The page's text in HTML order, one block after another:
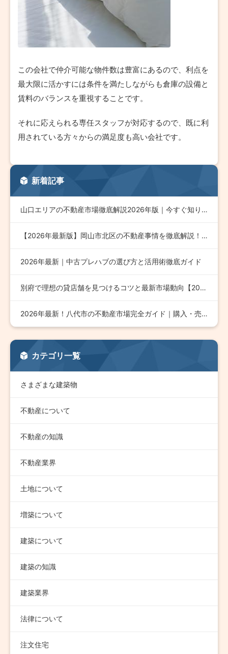
この会社で仲介可能な物件数は豊富にあるので、利点を
最大限に活かすには条件を満たしながらも倉庫の設備と
賃料のバランスを重視することです。
それに応えられる専任スタッフが対応するので、既に利
用されている方々からの満足度も高い会社です。
新着記事
山口エリアの不動産市場徹底解説2026年版｜今すぐ知りたい最…
【2026年最新版】岡山市北区の不動産事情を徹底解説！成功す…
2026年最新｜中古プレハブの選び方と活用術徹底ガイド
別府で理想の貸店舗を見つけるコツと最新市場動向【2026年版…
2026年最新！八代市の不動産市場完全ガイド｜購入・売却・投…
カテゴリ一覧
さまざまな建築物
不動産について
不動産の知識
不動産業界
土地について
増築について
建築について
建築の知識
建築業界
法律について
注文住宅